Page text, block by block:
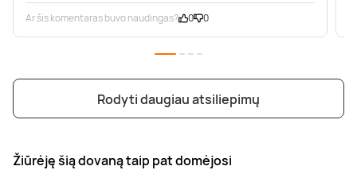
Ar šis komentaras buvo naudingas? 0 0
Rodyti daugiau atsiliepimų
Žiūrėję šią dovaną taip pat domėjosi